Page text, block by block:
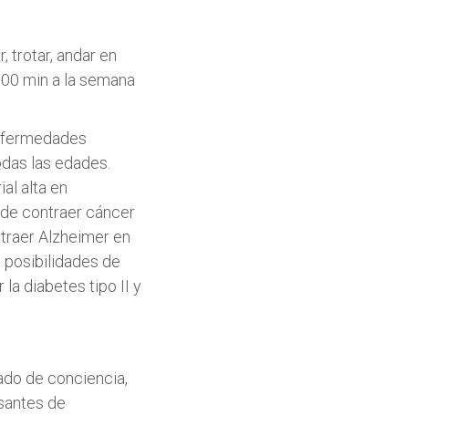
trotar, andar en
min a la semana
las edades.
alta en
contraer cáncer
Alzheimer en
posibilidades de
la diabetes tipo II y
de conciencia,
de